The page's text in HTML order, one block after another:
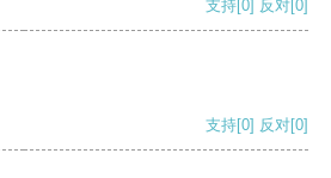
支持[0] 反对[0]
支持[0] 反对[0]